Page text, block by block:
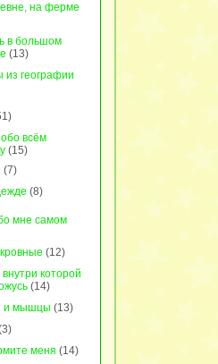
на ферме
в большом
(13)
из географии
всём
(15)
(7)
(8)
мне самом
(12)
которой
(14)
и мышцы (13)
меня (14)